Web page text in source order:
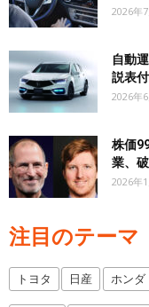
2026年
自動
説表付
2026年
株価
業、
2026年
注目のテーマ
トヨタ 日産 ホンダ